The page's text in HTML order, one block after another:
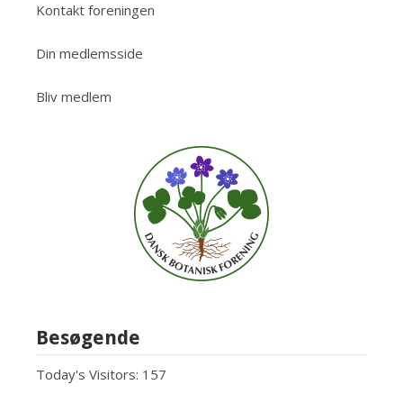
Kontakt foreningen
Din medlemsside
Bliv medlem
Besøgende
Today's Visitors: 157